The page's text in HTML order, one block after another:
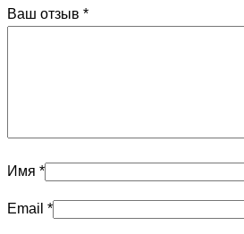
Ваш отзыв *
Имя *
Email *